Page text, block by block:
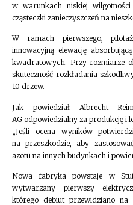
w warunkach niskiej wilgotności
cząsteczki zanieczyszczeń na
W ramach pierwszego,
innowacyjną elewację
kwadratowych. Przy rozmiarze
skuteczność rozkładania
10 drzew.
Jak powiedział Albrecht
AG odpowiedzialny za produkcję i
„Jeśli ocena wyników
na przeszkodzie, aby
azotu na innych budynkach i
Nowa fabryka powstaje w
wytwarzany pierwszy
którego debiut przewidziano